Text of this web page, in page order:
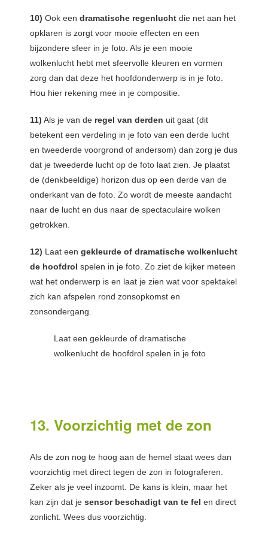
10) Ook een dramatische regenlucht die net aan het
opklaren is zorgt voor mooie effecten en een
bijzondere sfeer in je foto. Als je een mooie
wolkenlucht hebt met sfeervolle kleuren en vormen
zorg dan dat deze het hoofdonderwerp is in je foto.
Hou hier rekening mee in je compositie.
11) Als je van de regel van derden uit gaat (dit
betekent een verdeling in je foto van een derde lucht
en tweederde voorgrond of andersom) dan zorg je dus
dat je tweederde lucht op de foto laat zien. Je plaatst
de (denkbeeldige) horizon dus op een derde van de
onderkant van de foto. Zo wordt de meeste aandacht
naar de lucht en dus naar de spectaculaire wolken
getrokken.
12) Laat een gekleurde of dramatische wolkenlucht
de hoofdrol spelen in je foto. Zo ziet de kijker meteen
wat het onderwerp is en laat je zien wat voor spektakel
zich kan afspelen rond zonsopkomst en
zonsondergang.
Laat een gekleurde of dramatische
wolkenlucht de hoofdrol spelen in je foto
13. Voorzichtig met de zon
Als de zon nog te hoog aan de hemel staat wees dan
voorzichtig met direct tegen de zon in fotograferen.
Zeker als je veel inzoomt. De kans is klein, maar het
kan zijn dat je sensor beschadigt van te fel en direct
zonlicht. Wees dus voorzichtig.